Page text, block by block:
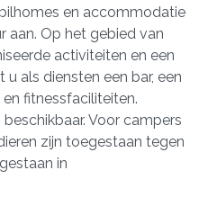
en accommodatie
aan. Op het gebied van
activiteiten en een
als diensten een bar, een
fitnessfaciliteiten.
Voor campers
zijn toegestaan tegen
in